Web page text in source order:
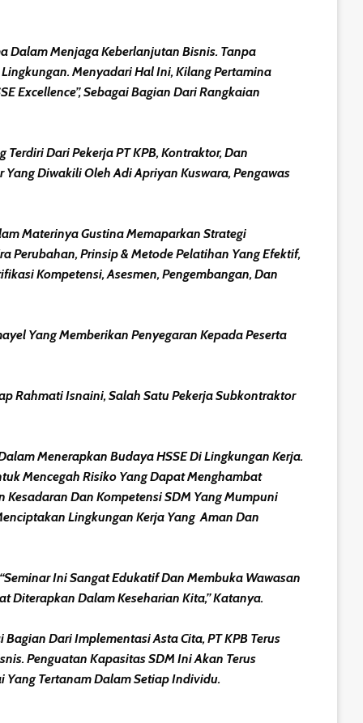
Dalam Menjaga Keberlanjutan Bisnis. Tanpa
Menyadari Hal Ini, Kilang Pertamina
Excellence”, Sebagai Bagian Dari Rangkaian
Dari Pekerja PT KPB, Kontraktor, Dan
Diwakili Oleh Adi Apriyan Kuswara, Pengawas
Materinya Gustina Memaparkan Strategi
Perubahan, Prinsip & Metode Pelatihan Yang Efektif,
Kompetensi, Asesmen, Pengembangan, Dan
Yang Memberikan Penyegaran Kepada Peserta
Rahmati Isnaini, Salah Satu Pekerja Subkontraktor
Menerapkan Budaya HSSE Di Lingkungan Kerja.
Mencegah Risiko Yang Dapat Menghambat
Dan Kompetensi SDM Yang Mumpuni
Lingkungan Kerja Yang Aman Dan
Ini Sangat Edukatif Dan Membuka Wawasan
Diterapkan Dalam Keseharian Kita,” Katanya.
Dari Implementasi Asta Cita, PT KPB Terus
Penguatan Kapasitas SDM Ini Akan Terus
Yang Tertanam Dalam Setiap Individu.